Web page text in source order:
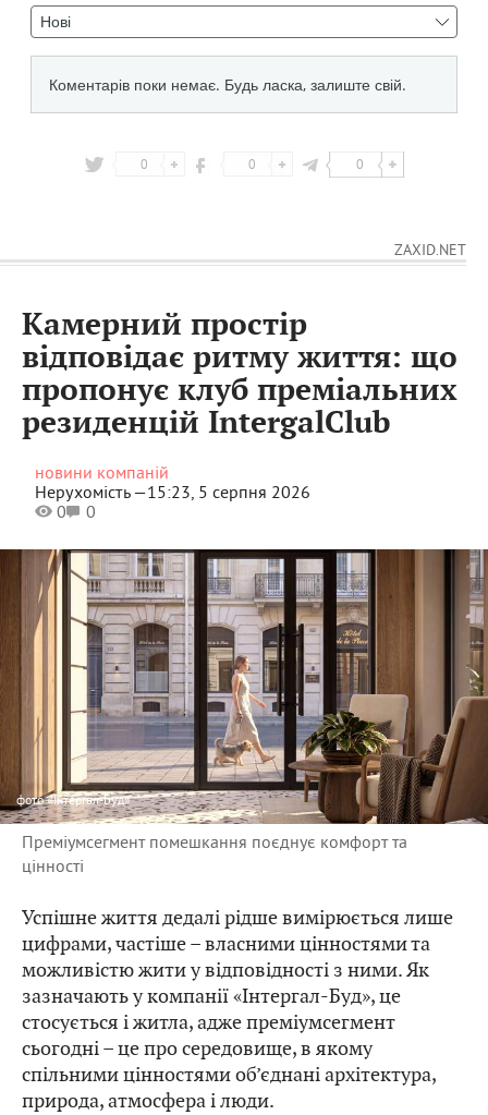
0 0 0
ZAXID.NET
Камерний простір
відповідає ритму життя: що
пропонує клуб преміальних
резиденцій ІntergalСlub
новини компаній
Нерухомість —15:23, 5 серпня 2026
0
0
фото«Інтергал-Буд»
Преміумсегмент помешкання поєднує комфорт та
цінності
Успішне життя дедалі рідше вимірюється лише
цифрами, частіше – власними цінностями та
можливістю жити у відповідності з ними. Як
зазначають у компанії «Інтергал-Буд», це
стосується і житла, адже преміумсегмент
сьогодні – це про середовище, в якому
спільними цінностями об’єднані архітектура,
природа, атмосфера і люди.